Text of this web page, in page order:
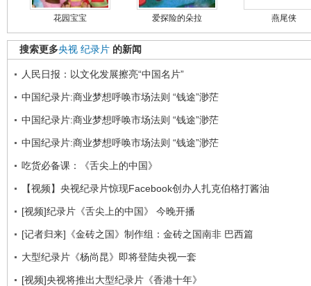
花园宝宝 爱探险的朵拉 燕尾侠
搜索更多央视 纪录片 的新闻
人民日报：以文化发展擦亮“中国名片”
中国纪录片:商业梦想呼唤市场法则 “钱途”渺茫
中国纪录片:商业梦想呼唤市场法则 “钱途”渺茫
中国纪录片:商业梦想呼唤市场法则 “钱途”渺茫
吃货必备课：《舌尖上的中国》
【视频】央视纪录片惊现Facebook创办人扎克伯格打酱油
[视频]纪录片《舌尖上的中国》 今晚开播
[记者归来]《金砖之国》制作组：金砖之国南非 巴西篇
大型纪录片《杨尚昆》即将登陆央视一套
[视频]央视将推出大型纪录片《香港十年》